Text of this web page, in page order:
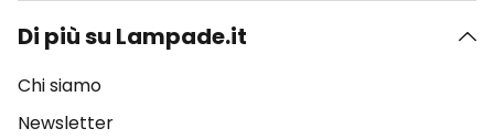
Di più su Lampade.it
Chi siamo
Newsletter